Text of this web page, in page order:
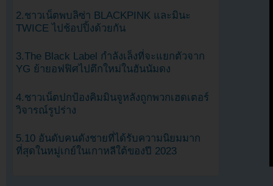
2.ชาวเน็ตพบลิซ่า BLACKPINK และมินะ
TWICE ไปช้อปปิ้งด้วยกัน
3.The Black Label กำลังเล็งที่จะแยกตัวจาก
YG ย้ายอฟฟิศไปตึกใหม่ในฮันนัมดง
4.ชาวเน็ตปกป้องคิมมินจูหลังถูกพวกเฮดเตอร์
วิจารณ์รูปร่าง
5.10 อันดับคนดังชายที่ได้รับความนิยมมาก
ที่สุดในหมู่เกย์ในเกาหลีใต้ของปี 2023